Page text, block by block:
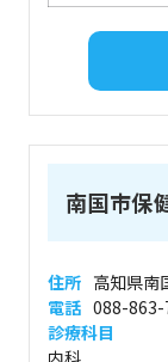
南国市保
住所 高知県南
電話 088-863-
診療科目
内科